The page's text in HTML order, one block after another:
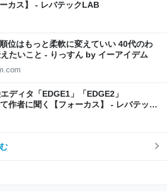
カス】 - レバテックLAB
位はもっと柔軟に変えていい 40代のわ
たいこと - りっすん by イーアイデム
ディタ「EDGE1」「EDGE2」
作者に聞く【フォーカス】 - レバテック